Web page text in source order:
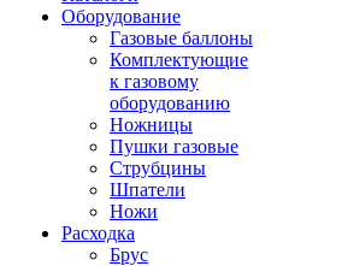
Оборудование
Газовые баллоны
Комплектующие
к газовому
оборудованию
Ножницы
Пушки газовые
Струбцины
Шпатели
Ножи
Расходка
Брус